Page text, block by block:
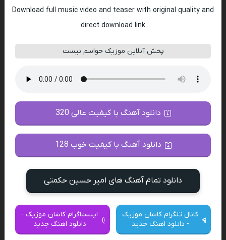
Download full music video and teaser with original quality and
direct download link
پخش آنلاین موزیک حواسم نیست
دانلود آهنگ با کیفیت عالی 320
دانلود آهنگ با کیفیت خوب 128
دانلود تمام آهنگ های امیر حسین حکمتی
کانال تلگرام کاشان موزیک
- دانلود اهنگ جدید
اینستاگرام کاشان موزیک -
دانلود اهنگ جدید